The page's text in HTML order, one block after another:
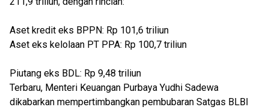
Aset kredit eks BPPN: Rp 101,6 triliun
Aset eks kelolaan PT PPA: Rp 100,7 triliun
Piutang eks BDL: Rp 9,48 triliun
Terbaru, Menteri Keuangan Purbaya Yudhi Sadewa
dikabarkan mempertimbangkan pembubaran Satgas BLBI